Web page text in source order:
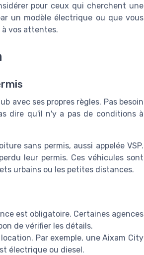
pour ceux qui cherchent une
un modèle électrique ou que vous
vos attentes.
avec ses propres règles. Pas besoin
dire qu'il n'y a pas de conditions à
sans permis, aussi appelée VSP.
leur permis. Ces véhicules sont
urbains ou les petites distances.
est obligatoire. Certaines agences
de vérifier les détails.
Par exemple, une Aixam City
électrique ou diesel.